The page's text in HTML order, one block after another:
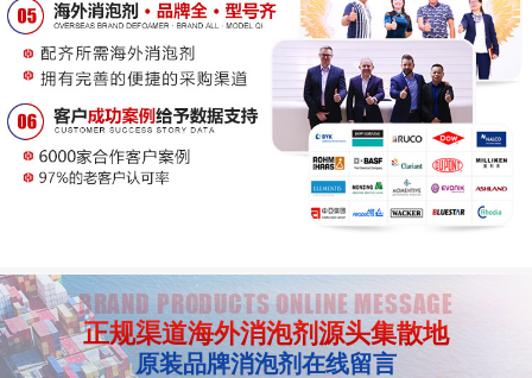
BRAND PRODUCTS ONLINE MESSAGE
正规渠道海外消泡剂源头集散地
原装品牌消泡剂在线留言